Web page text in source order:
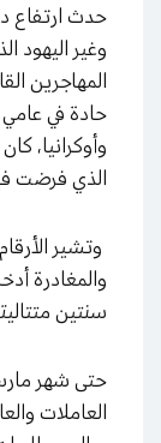
حدث ارتفاع
وغير اليهود
الذي فرضت
وتشير
والمغادرة
سنتين
العاملات